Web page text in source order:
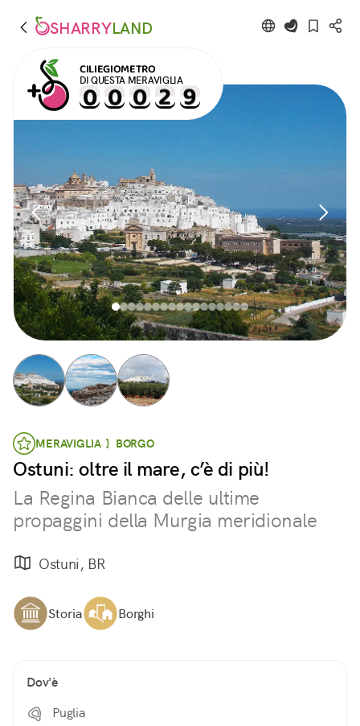
SHARRYLAND
CILIEGIOMETRO
DI QUESTA MERAVIGLIA
MERAVIGLIA } BORGO
Ostuni: oltre il mare, c’è di più!
La Regina Bianca delle ultime
propaggini della Murgia meridionale
Ostuni, BR
Storia Borghi
Dov'è
Puglia